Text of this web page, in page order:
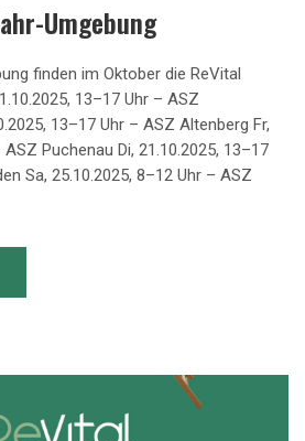
Umgebung
finden im Oktober die ReVital
13–17 Uhr – ASZ
13–17 Uhr – ASZ Altenberg Fr,
Puchenau Di, 21.10.2025, 13–17
Sa, 25.10.2025, 8–12 Uhr – ASZ